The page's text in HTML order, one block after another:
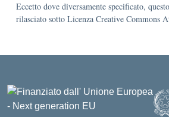
Eccetto dove diversamente specificato,
rilasciato sotto Licenza Creative Commons